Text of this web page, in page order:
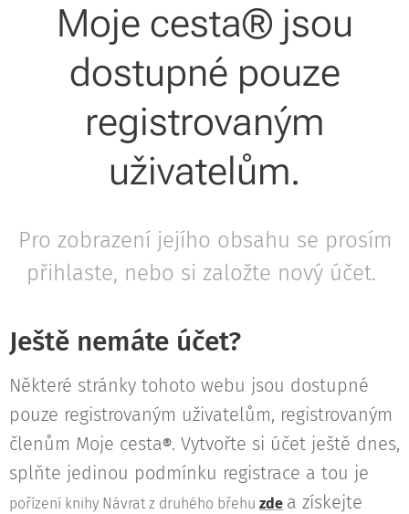
Moje cesta® jsou
dostupné pouze
registrovaným
uživatelům.
Pro zobrazení jejího obsahu se prosím
přihlaste, nebo si založte nový účet.
Ještě nemáte účet?
Některé stránky tohoto webu jsou dostupné
pouze registrovaným uživatelům, registrovaným
členům Moje cesta®. Vytvořte si účet ještě dnes,
splňte jedinou podmínku registrace a tou je
pořízení knihy Návrat z druhého břehu zde a získejte